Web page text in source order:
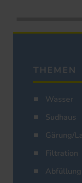
THEMEN
Wasser
Sudhaus
Gärung/
Filtration
Abfüllung